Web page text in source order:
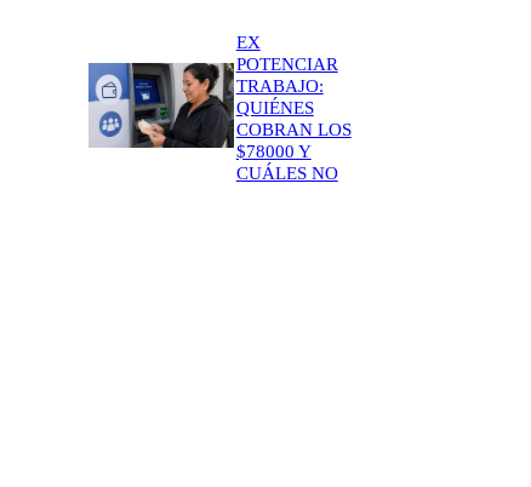
EX
POTENCIAR
TRABAJO:
QUIÉNES
COBRAN LOS
$78000 Y
CUÁLES NO